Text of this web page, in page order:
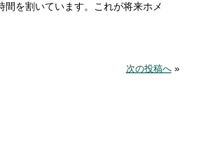
を割いています。これが将来ホメ
次の投稿へ»